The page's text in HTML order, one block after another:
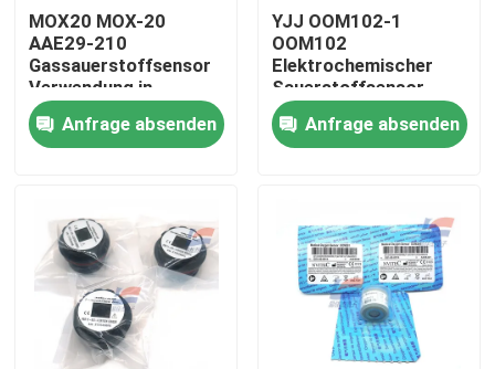
Produkte
VR-Show
MOX20 MOX-20
AAE29-210
Gassauerstoffsensor
Verwendung in
Anästhesiemaschinen,
Sauerstoffkonzentratoren
Anfrage absenden
YJJ OOM102-1
OOM102
Elektrochemischer
Sauerstoffsensor
Sauerstoffbatterie
Medizinisches
Anästhesie-System
Anfrage absenden